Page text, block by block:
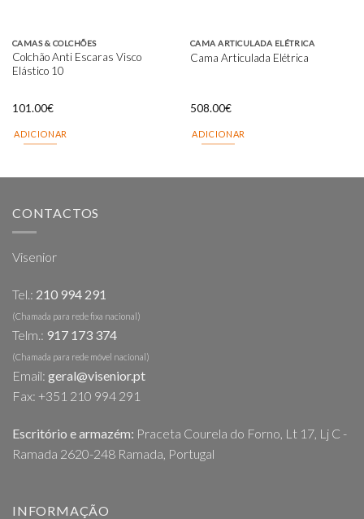
CAMAS & COLCHÕES
Colchão Anti Escaras Visco
Elástico 10
101.00€
ADICIONAR
CAMA ARTICULADA ELÉTRICA
Cama Articulada Elétrica
508.00€
ADICIONAR
CONTACTOS
Visenior
Tel.: 210 994 291
(Chamada para rede fixa nacional)
Telm.: 917 173 374
(Chamada para rede móvel nacional)
Email: geral@visenior.pt
Fax: +351 210 994 291
Escritório e armazém: Praceta Courela do Forno, Lt 17, Lj C -
Ramada 2620-248 Ramada, Portugal
INFORMAÇÃO